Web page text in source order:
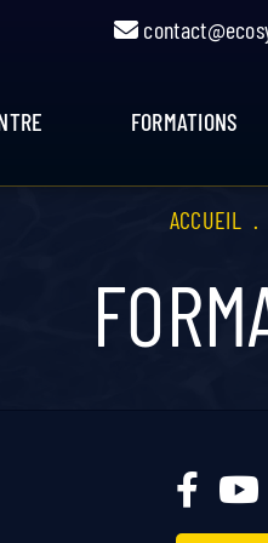
FORMATIONS
ACCUEIL .